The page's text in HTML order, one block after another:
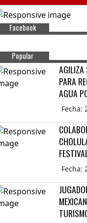
Facebook
Popular
AGILIZA
PARA
AGUA
Fecha:
Fecha: